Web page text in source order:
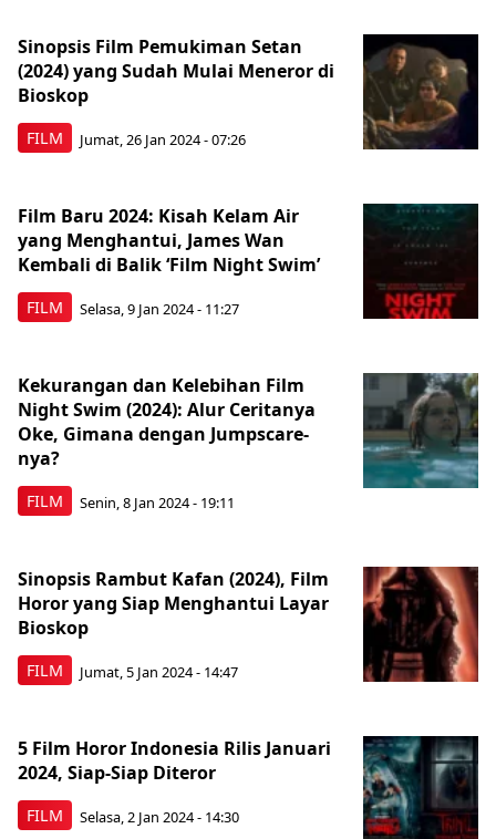
FILM
Sinopsis Film Pemukiman Setan
(2024) yang Sudah Mulai Meneror di
Bioskop
Jumat, 26 Jan 2024 - 07:26
FILM
Film Baru 2024: Kisah Kelam Air
yang Menghantui, James Wan
Kembali di Balik ‘Film Night Swim’
Selasa, 9 Jan 2024 - 11:27
FILM
Kekurangan dan Kelebihan Film
Night Swim (2024): Alur Ceritanya
Oke, Gimana dengan Jumpscare-
nya?
Senin, 8 Jan 2024 - 19:11
FILM
Sinopsis Rambut Kafan (2024), Film
Horor yang Siap Menghantui Layar
Bioskop
Jumat, 5 Jan 2024 - 14:47
FILM
5 Film Horor Indonesia Rilis Januari
2024, Siap-Siap Diteror
Selasa, 2 Jan 2024 - 14:30